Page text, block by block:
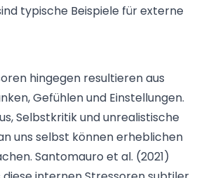
typische Beispiele für externe
hingegen resultieren aus
Gefühlen und Einstellungen.
Selbstkritik und unrealistische
uns selbst können erheblichen
Santomauro et al. (2021)